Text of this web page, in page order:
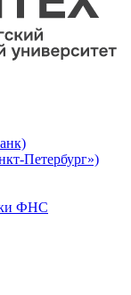
Петербург»)
ФНС